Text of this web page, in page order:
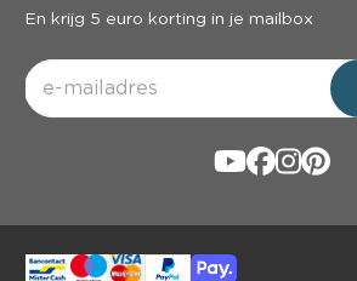
En krijg 5 euro korting in je mailbox